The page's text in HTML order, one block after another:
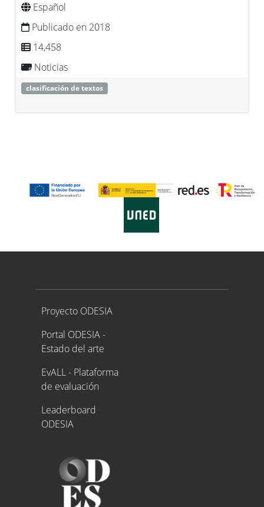
Español
Publicado en 2018
14,458
Noticias
clasificación de textos
Proyecto ODESIA
Proyecto ODESIA
Portal ODESIA -
Estado del arte
EvALL - Plataforma
de evaluación
Leaderboard
ODESIA